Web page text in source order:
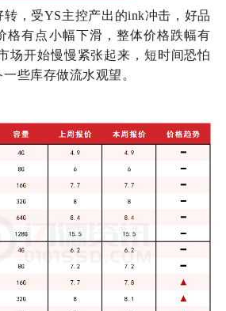
，受YS主控产出的ink冲击，好品
格有点小幅下滑，整体价格跌幅有
场开始慢慢紧张起来，短时间恐怕
些库存做流水观望。